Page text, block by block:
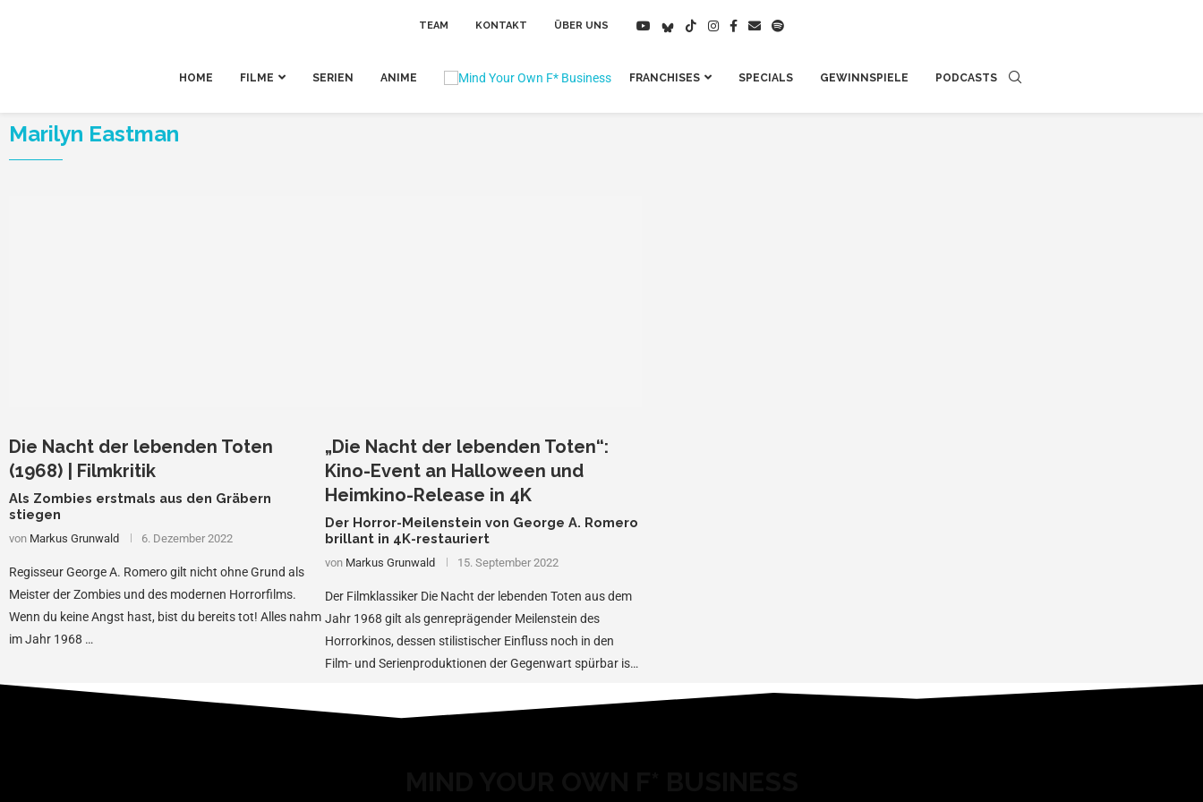
TEAM KONTAKT ÜBER UNS
HOME FILME SERIEN ANIME FRANCHISES SPECIALS GEWINNSPIELE PODCASTS
Marilyn Eastman
Die Nacht der lebenden Toten
(1968) | Filmkritik
Als Zombies erstmals aus den Gräbern
stiegen
von Markus Grunwald 6. Dezember 2022
Regisseur George A. Romero gilt nicht ohne Grund als
Meister der Zombies und des modernen Horrorfilms.
Wenn du keine Angst hast, bist du bereits tot! Alles nahm
im Jahr 1968 …
„Die Nacht der lebenden Toten“:
Kino-Event an Halloween und
Heimkino-Release in 4K
Der Horror-Meilenstein von George A. Romero
brillant in 4K-restauriert
von Markus Grunwald 15. September 2022
Der Filmklassiker Die Nacht der lebenden Toten aus dem
Jahr 1968 gilt als genreprägender Meilenstein des
Horrorkinos, dessen stilistischer Einfluss noch in den
Film- und Serienproduktionen der Gegenwart spürbar ist.